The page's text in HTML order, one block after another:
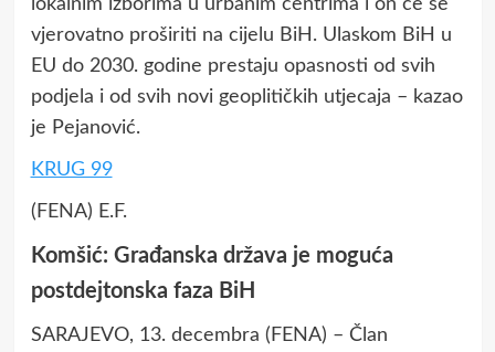
lokalnim izborima u urbanim centrima i on će se
vjerovatno proširiti na cijelu BiH. Ulaskom BiH u
EU do 2030. godine prestaju opasnosti od svih
podjela i od svih novi geoplitičkih utjecaja – kazao
je Pejanović.
KRUG 99
(FENA) E.F.
Komšić: Građanska država je moguća
postdejtonska faza BiH
SARAJEVO, 13. decembra (FENA) – Član